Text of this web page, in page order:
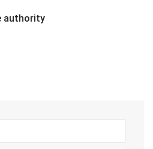
authority